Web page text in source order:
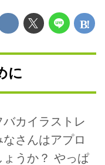
に
カイラストレ
さんはアプロ
うか？ やっぱ